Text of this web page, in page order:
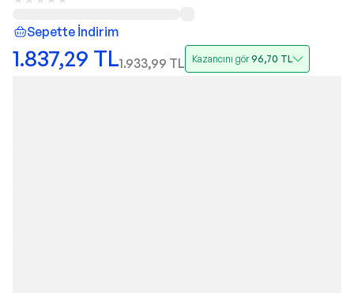
Sepette İndirim
1.837,29 TL1.933,99 TL Kazancını gör96,70 TL